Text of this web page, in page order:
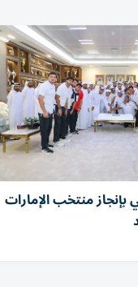
منتخب الإمارات